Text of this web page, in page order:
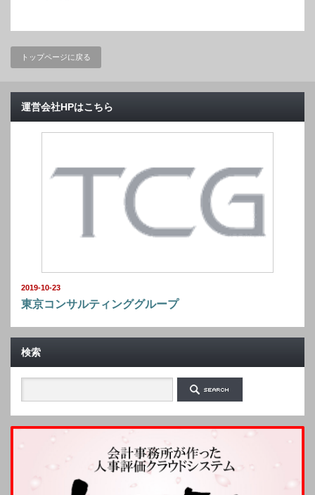
トップページに戻る
運営会社HPはこちら
2019-10-23
東京コンサルティンググループ
検索